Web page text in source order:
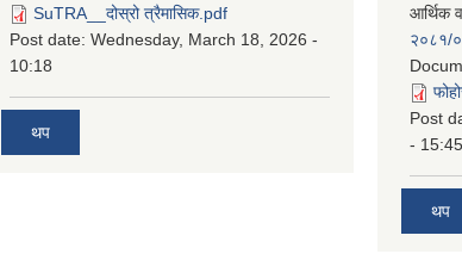
SuTRA__दोस्रो त्रैमासिक.pdf
Post date: Wednesday, March 18, 2026 -
10:18
थप
आर्थिक
२०८१/
Post
- 15:45
थप